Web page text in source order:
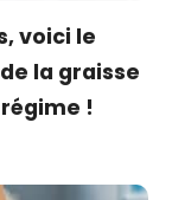
voici le
la graisse
!